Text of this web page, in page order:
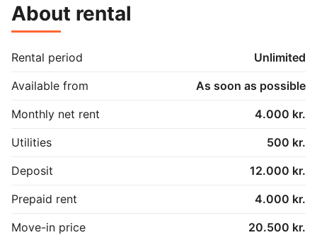
About rental
Rental period
Unlimited
Available from
As soon as possible
Monthly net rent
4.000 kr.
Utilities
500 kr.
Deposit
12.000 kr.
Prepaid rent
4.000 kr.
Move-in price
20.500 kr.